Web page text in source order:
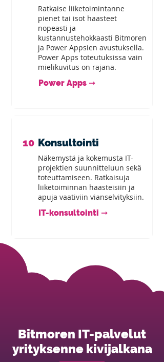
Bitmoren IT-palvelut
yrityksenne kivijalkana
Ratkaise liiketoimintanne
pienet tai isot haasteet
nopeasti ja
kustannustehokkaasti Bitmoren
ja Power Appsien avustuksella.
Power Apps toteutuksissa vain
mielikuvitus on rajana.
Power Apps ➞
10 Konsultointi
Näkemystä ja kokemusta IT-
projektien suunnitteluun sekä
toteuttamiseen. Ratkaisuja
liiketoiminnan haasteisiin ja
apuja vaativiin vianselvityksiin.
IT-konsultointi ➞